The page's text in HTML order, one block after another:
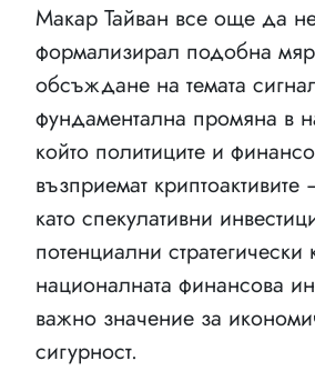
Макар Тайван все още да
формализирал подобна
обсъждане на темата
фундаментална промяна в
който политиците и
възприемат
като спекулативни
потенциални
националната финансова
важно значение за
сигурност.